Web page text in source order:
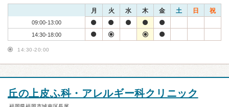
月 火 水 木 金 土 日 祝
09:00-13:00
14:30-18:00
14:30-20:00
丘の上皮ふ科・アレルギー科クリニック